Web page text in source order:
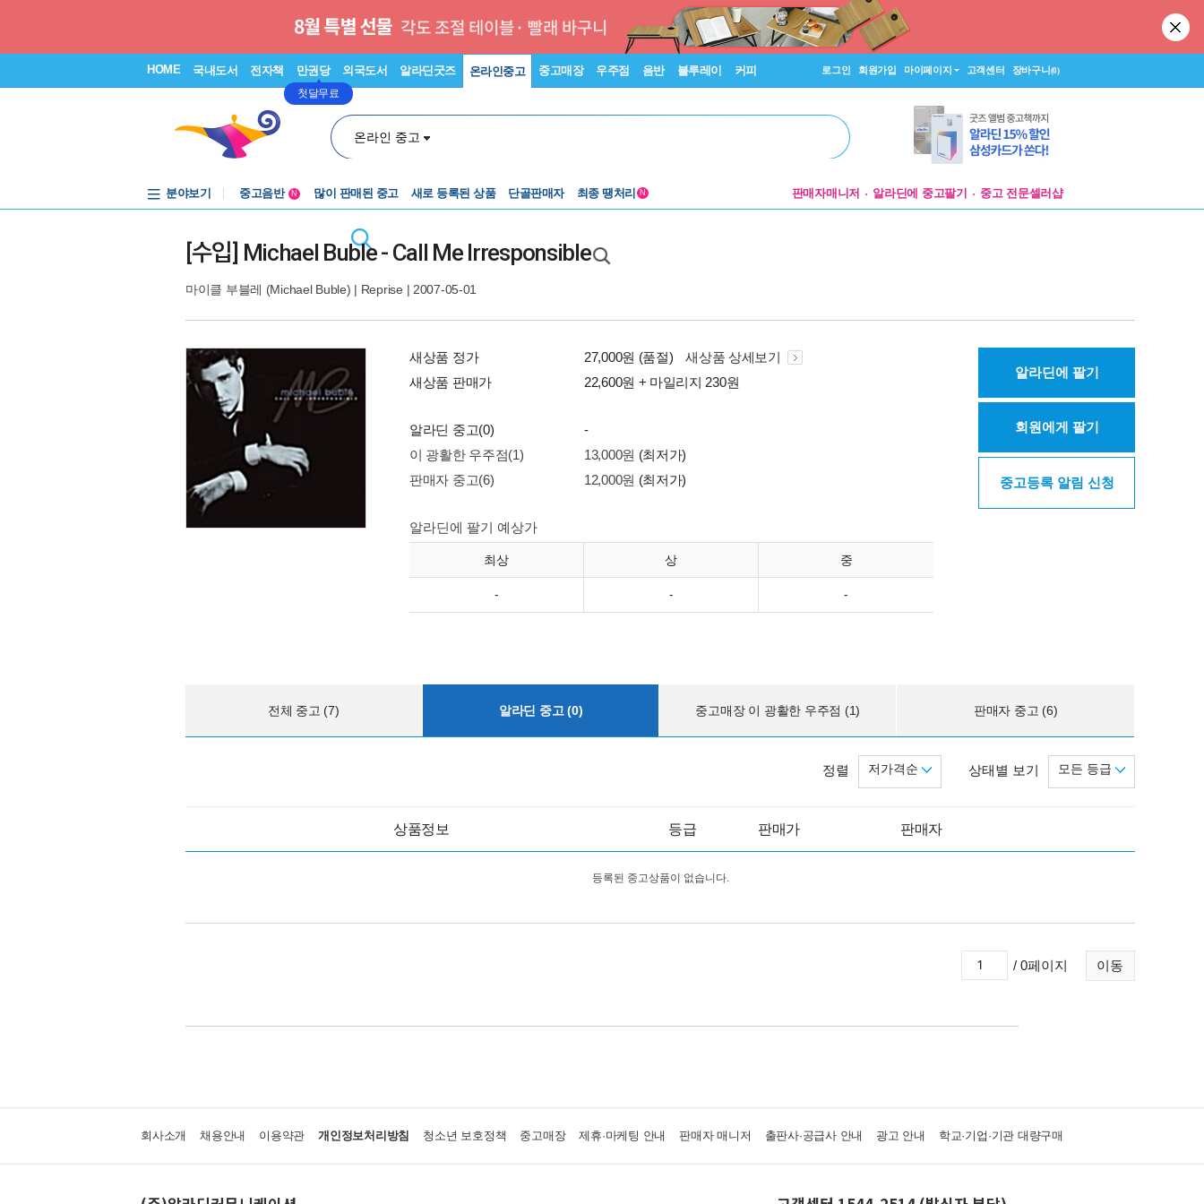
HOME 국내도서 전자책 만권당
첫달무료
외국도서 알라딘굿즈 온라인중고 중고매장 우주점 음반 블루레이 커피 로그인 회원가입 마이페이지 고객센터 장바구니(0)
온라인 중고
분야보기
중고음반
N 많이 판매된 중고 새로 등록된 상품 단골판매자 최종 땡처리 N 판매자매니저 알라딘에 중고팔기 중고 전문셀러샵
[수입] Michael Buble - Call Me Irresponsible
마이클 부블레 (Michael Buble) | Reprise | 2007-05-01
새상품 정가 27,000원 (품절)
새상품 상세보기
새상품 판매가
22,600원 + 마일리지 230원
알라딘 중고(0)
-
이 광활한 우주점(1)
13,000원 (최저가)
판매자 중고(6)
12,000원 (최저가)
알라딘에 팔기 예상가
최상 상 중
- - -
알라딘에 팔기
회원에게 팔기
중고등록 알림 신청
전체 중고 (7) 알라딘 중고 (0) 중고매장 이 광활한 우주점 (1) 판매자 중고 (6)
상태별 보기 모든 등급
정렬 저가격순
상품정보 등급 판매가 판매자
등록된 중고상품이 없습니다.
이동
/ 0페이지
회사소개 채용안내 이용약관 개인정보처리방침 청소년 보호정책 중고매장 제휴·마케팅 안내 판매자 매니저 출판사·공급사 안내 광고 안내 학교·기업·기관 대량구매